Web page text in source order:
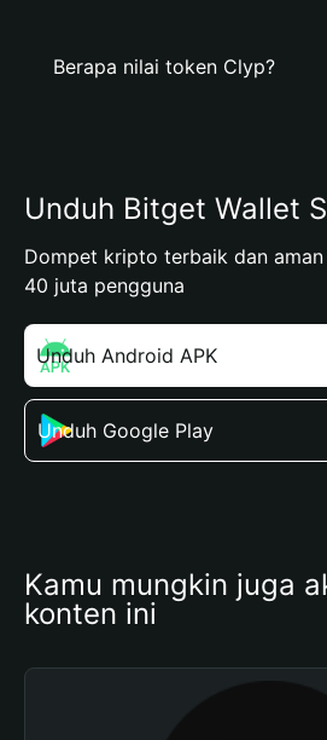
Berapa nilai token Clyp?
Unduh Bitget Wallet
Dompet kripto terbaik dan
40 juta pengguna
Unduh Android APK
Unduh Google Play
Kamu mungkin juga
konten ini